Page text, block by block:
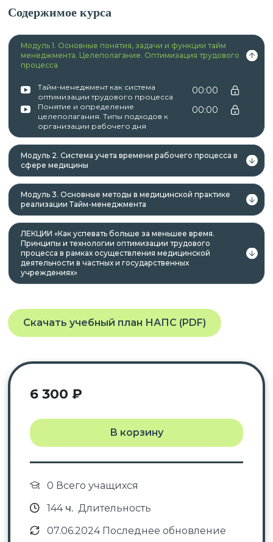
К освоению дополнительных профессиональных
программ допускаются:
лица, имеющие среднее
профессиональное и (или) высшее
образование;
лица, получающие среднее
профессиональное и (или) высшее
образование.
Данная программа учитывает
профессиональные стандарты,
квалификационные требования, указанные в
квалификационных справочниках по должности,
профессиональным знаниям и навыкам,
необходимым для исполнения должностных
После успешного окончания обучения вы
получаете документы установленного образца в
соответствии с приобретённым курсом:
НМО →удостоверение о повышении
квалификации с зачислением баллов
Содержимое курса
Модуль 1. Основные понятия, задачи и функции тайм
менеджмента. Целеполагание. Оптимизация трудового
процесса
Тайм-менеджмент как система
оптимизации трудового процесса
00:00
Понятие и определение
целеполагания. Типы подходов к
организации рабочего дня
00:00
Модуль 2. Система учета времени рабочего процесса в
сфере медицины
Модуль 3. Основные методы в медицинской практике
реализации Тайм-менеджмента
ЛЕКЦИИ «Как успевать больше за меньшее время.
Принципы и технологии оптимизации трудового
процесса в рамках осуществления медицинской
деятельности в частных и государственных
учреждениях»
Скачать учебный план НАПС (PDF)
6 300 ₽
В корзину
0 Всего учащихся
144ч. Длительность
07.06.2024 Последнее обновление